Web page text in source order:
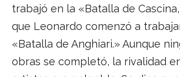
trabajó en la «Batalla de
que Leonardo comenzó a
«Batalla de Anghiari.» Aunque
obras se completó, la rivalidad